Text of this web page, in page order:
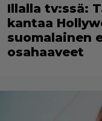
Illalla tv:ssä:
kantaa
suomalainen
osahaaveet